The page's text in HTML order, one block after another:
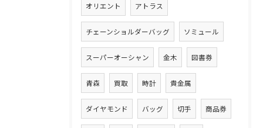
オリエント アトラス
チェーンショルダーバッグ ソミュール
スーパーオーシャン 金木 図書券
青森 買取 時計 貴金属
ダイヤモンド バッグ 切手 商品券